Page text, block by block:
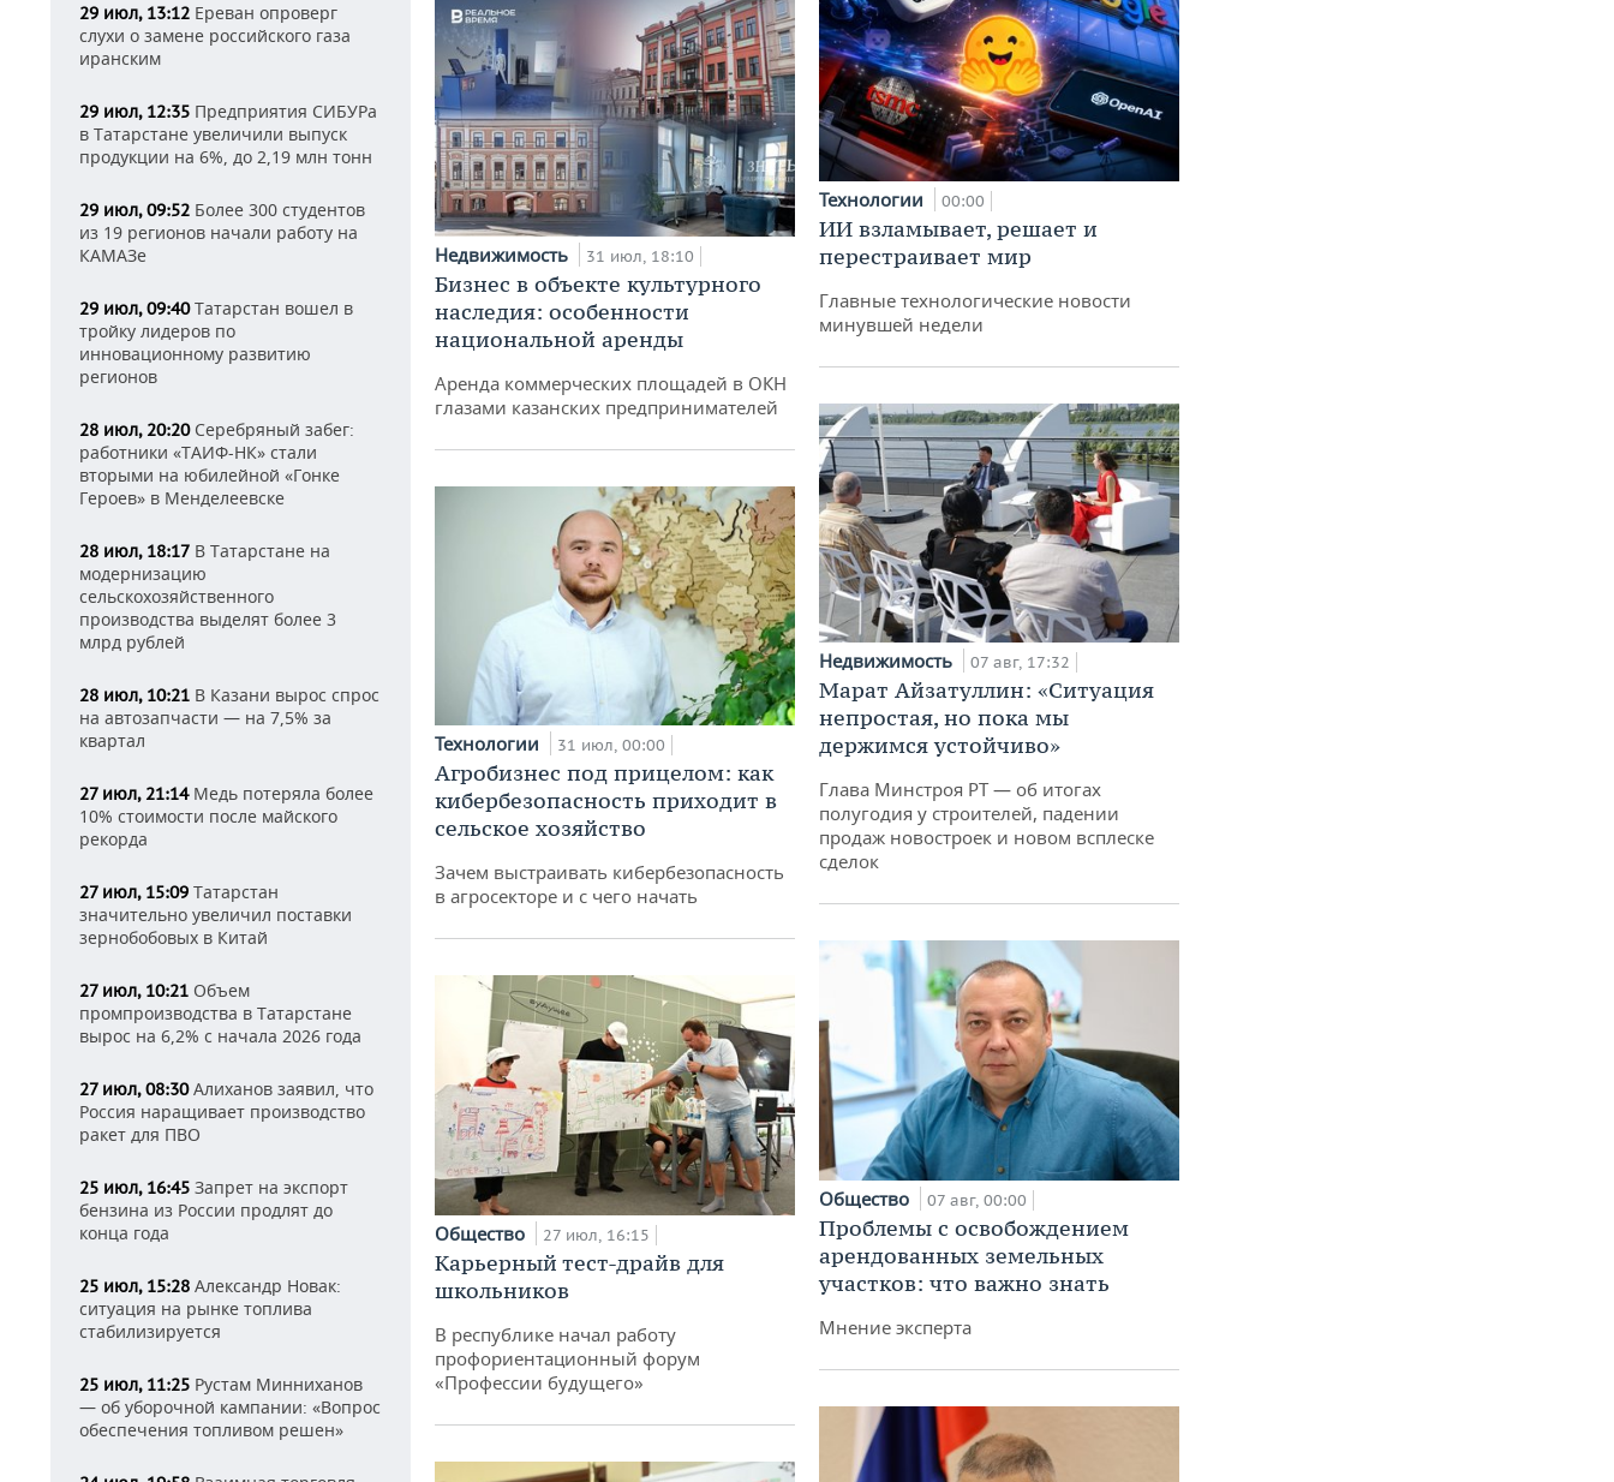
29 июл, 13:12 Ереван опроверг
слухи о замене российского газа
иранским
29 июл, 12:35 Предприятия СИБУРа
в Татарстане увеличили выпуск
продукции на 6%, до 2,19 млн тонн
29 июл, 09:52 Более 300 студентов
из 19 регионов начали работу на
КАМАЗе
29 июл, 09:40Татарстан вошел в
тройку лидеров по
инновационному развитию
регионов
28 июл, 20:20Серебряный забег:
работники «ТАИФ-НК» стали
вторыми на юбилейной «Гонке
Героев» в Менделеевске
28 июл, 18:17 В Татарстане на
модернизацию
сельскохозяйственного
производства выделят более 3
млрд рублей
28 июл, 10:21 В Казани вырос спрос
на автозапчасти — на 7,5% за
квартал
27 июл, 21:14Медь потеряла более
10% стоимости после майского
рекорда
27 июл, 15:09 Татарстан
значительно увеличил поставки
зернобобовых в Китай
27 июл, 10:21 Объем
промпроизводства в Татарстане
вырос на 6,2% с начала 2026 года
27 июл, 08:30Алиханов заявил, что
Россия наращивает производство
ракет для ПВО
25 июл, 16:45 Запрет на экспорт
бензина из России продлят до
конца года
25 июл, 15:28 Александр Новак:
ситуация на рынке топлива
стабилизируется
25 июл, 11:25 Рустам Минниханов
— об уборочной кампании: «Вопрос
обеспечения топливом решен»
Недвижимость 31 июл, 18:10
Бизнес в объекте культурного
наследия: особенности
национальной аренды
Аренда коммерческих площадей в ОКН
глазами казанских предпринимателей
Технологии 31 июл, 00:00
Агробизнес под прицелом: как
кибербезопасность приходит в
сельское хозяйство
Зачем выстраивать кибербезопасность
в агросекторе и с чего начать
Общество 27 июл, 16:15
Карьерный тест-драйв для
школьников
В республике начал работу
профориентационный форум
«Профессии будущего»
Технологии 00:00
ИИ взламывает, решает и
перестраивает мир
Главные технологические новости
минувшей недели
Недвижимость 07 авг, 17:32
Марат Айзатуллин: «Ситуация
непростая, но пока мы
держимся устойчиво»
Глава Минстроя РТ — об итогах
полугодия у строителей, падении
продаж новостроек и новом всплеске
сделок
Общество 07 авг, 00:00
Проблемы с освобождением
арендованных земельных
участков: что важно знать
Мнение эксперта